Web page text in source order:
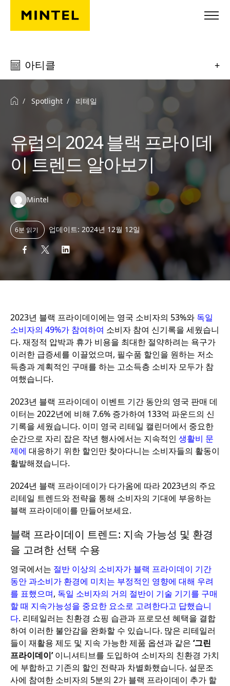
Skip to main content
아티클 +
Spotlight 리테일
유럽의 2024 블랙 프라이데
이 트렌드 알아보기
Authors:
Mintel
6분 읽기 업데이트: 2024년 12월 12일
2023년 블랙 프라이데이에는 영국 소비자의 53%와 독일
소비자의 49%가 참여하여 소비자 참여 신기록을 세웠습니
다. 재정적 압박과 휴가 비용을 최대한 절약하려는 욕구가
이러한 급증세를 이끌었으며, 필수품 할인을 원하는 저소
득층과 계획적인 구매를 하는 고소득층 소비자 모두가 참
여했습니다.
2023년 블랙 프라이데이 이벤트 기간 동안의 영국 판매 데
이터는 2022년에 비해 7.6% 증가하여 133억 파운드의 신
기록을 세웠습니다. 이미 영국 리테일 캘린더에서 중요한
순간으로 자리 잡은 작년 행사에서는 지속적인 생활비 문
제에 대응하기 위한 할인만 찾아다니는 소비자들의 활동이
활발해졌습니다.
2024년 블랙 프라이데이가 다가옴에 따라 2023년의 주요
리테일 트렌드와 전략을 통해 소비자의 기대에 부응하는
블랙 프라이데이를 만들어보세요.
블랙 프라이데이 트렌드: 지속 가능성 및 환경
을 고려한 선택 수용
영국에서는 절반 이상의 소비자가 블랙 프라이데이 기간
동안 과소비가 환경에 미치는 부정적인 영향에 대해 우려
를 표했으며, 독일 소비자의 거의 절반이 기술 기기를 구매
할 때 지속가능성을 중요한 요소로 고려한다고 답했습니
다. 리테일러는 친환경 쇼핑 습관과 프로모션 혜택을 결합
하여 이러한 불안감을 완화할 수 있습니다. 많은 리테일러
들이 재활용 제도 및 지속 가능한 제품 옵션과 같은 ‘그린
프라이데이’이니셔티브를 도입하여 소비자의 친환경 가치
에 부합하고 기존의 할인 전략과 차별화했습니다. 설문조
사에 참여한 소비자의 5분의 2가 블랙 프라이데이 추가 할